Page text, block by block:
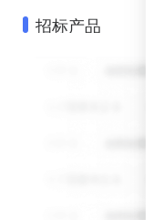
招标产品